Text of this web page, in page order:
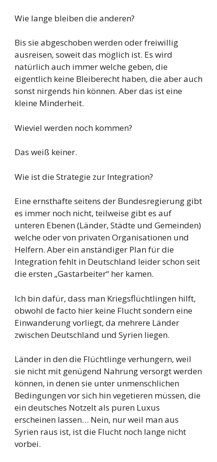
Wie lange bleiben die anderen?
Bis sie abgeschoben werden oder freiwillig
ausreisen, soweit das möglich ist. Es wird
natürlich auch immer welche geben, die
eigentlich keine Bleiberecht haben, die aber auch
sonst nirgends hin können. Aber das ist eine
kleine Minderheit.
Wieviel werden noch kommen?
Das weiß keiner.
Wie ist die Strategie zur Integration?
Eine ernsthafte seitens der Bundesregierung gibt
es immer noch nicht, teilweise gibt es auf
unteren Ebenen (Länder, Städte und Gemeinden)
welche oder von privaten Organisationen und
Helfern. Aber ein anständiger Plan für die
Integration fehlt in Deutschland leider schon seit
die ersten „Gastarbeiter“ her kamen.
Ich bin dafür, dass man Kriegsflüchtlingen hilft,
obwohl de facto hier keine Flucht sondern eine
Einwanderung vorliegt, da mehrere Länder
zwischen Deutschland und Syrien liegen.
Länder in den die Flüchtlinge verhungern, weil
sie nicht mit genügend Nahrung versorgt werden
können, in denen sie unter unmenschlichen
Bedingungen vor sich hin vegetieren müssen, die
ein deutsches Notzelt als puren Luxus
erscheinen lassen… Nein, nur weil man aus
Syrien raus ist, ist die Flucht noch lange nicht
vorbei.